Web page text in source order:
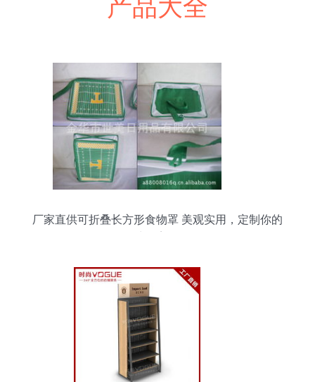
产品大全
厂家直供可折叠长方形食物罩 美观实用，定制你的